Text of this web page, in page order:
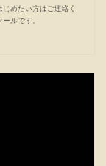
めたい方はご連絡く
ルです。